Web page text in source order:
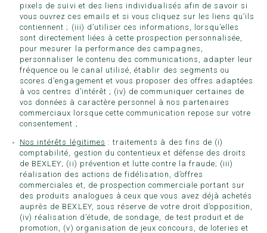
pixels de suivi et des liens individualisés afin de savoir si
vous ouvrez ces emails et si vous cliquez sur les liens qu’ils
contiennent ; (iii) d’utiliser ces informations, lorsqu’elles
sont directement liées à cette prospection personnalisée,
pour mesurer la performance des campagnes,
personnaliser le contenu des communications, adapter leur
fréquence ou le canal utilisé, établir des segments ou
scores d’engagement et vous proposer des offres adaptées
à vos centres d’intérêt ; (iv) de communiquer certaines de
vos données à caractère personnel à nos partenaires
commerciaux lorsque cette communication repose sur votre
consentement ;
Nos intérêts légitimes : traitements à des fins de (i)
comptabilité, gestion du contentieux et défense des droits
de BEXLEY; (ii) prévention et lutte contre la fraude; (iii)
réalisation des actions de fidélisation, d’offres
commerciales et, de prospection commerciale portant sur
des produits analogues à ceux que vous avez déjà achetés
auprès de BEXLEY, sous réserve de votre droit d’opposition,
(iv) réalisation d’étude, de sondage, de test produit et de
promotion, (v) organisation de jeux concours, de loteries et